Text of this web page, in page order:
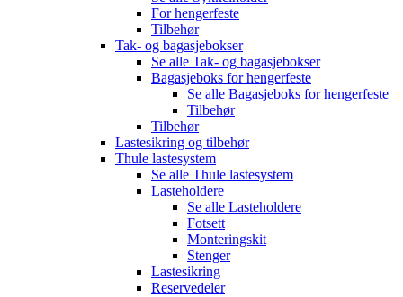
For hengerfeste
Tilbehør
Tak- og bagasjebokser
Se alle Tak- og bagasjebokser
Bagasjeboks for hengerfeste
Se alle Bagasjeboks for hengerfeste
Tilbehør
Tilbehør
Lastesikring og tilbehør
Thule lastesystem
Se alle Thule lastesystem
Lasteholdere
Se alle Lasteholdere
Fotsett
Monteringskit
Stenger
Lastesikring
Reservedeler